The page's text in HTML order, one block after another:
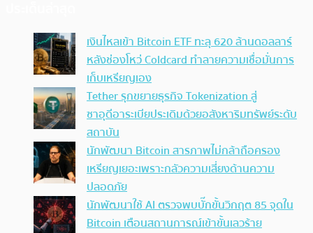
เงินไหลเข้า Bitcoin ETF ทะลุ 620 ล้านดอลลาร์
หลังช่องโหว่ Coldcard ทำลายความเชื่อมั่นการ
เก็บเหรียญเอง
Tether รุกขยายธุรกิจ Tokenization สู่
ซาอุดีอาระเบียประเดิมด้วยอสังหาริมทรัพย์ระดับ
สถาบัน
นักพัฒนา Bitcoin สารภาพไม่กล้าถือครอง
เหรียญเยอะเพราะกลัวความเสี่ยงด้านความ
ปลอดภัย
นักพัฒนาใช้ AI ตรวจพบบั๊กขั้นวิกฤต 85 จุดใน
Bitcoin เตือนสถานการณ์เข้าขั้นเลวร้าย